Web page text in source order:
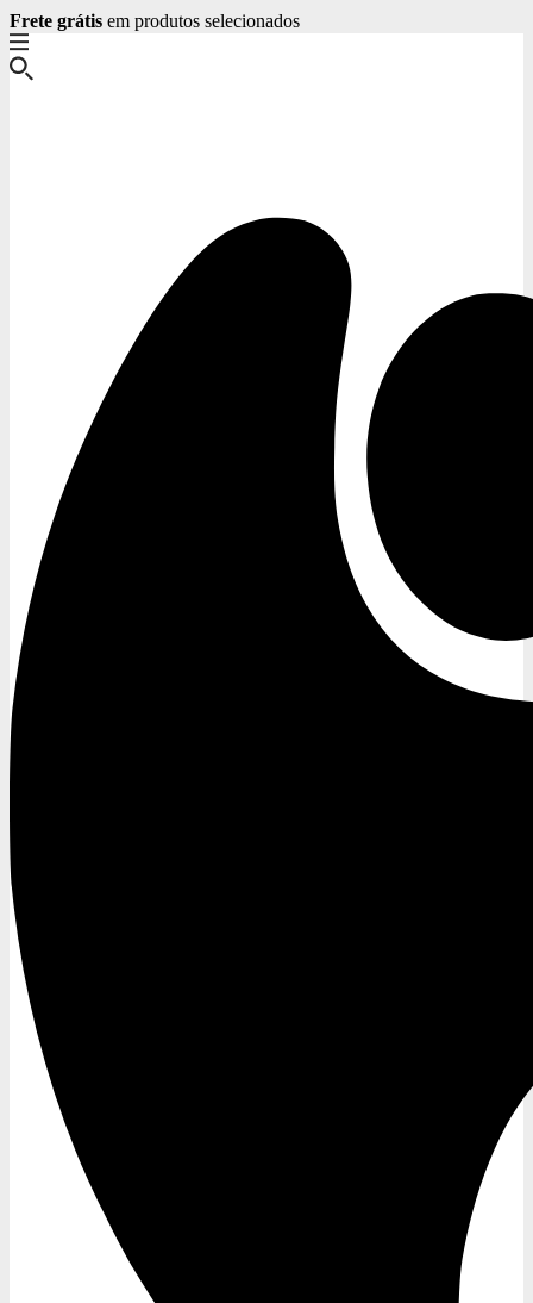
Frete grátis em produtos selecionados
Fale Conosco